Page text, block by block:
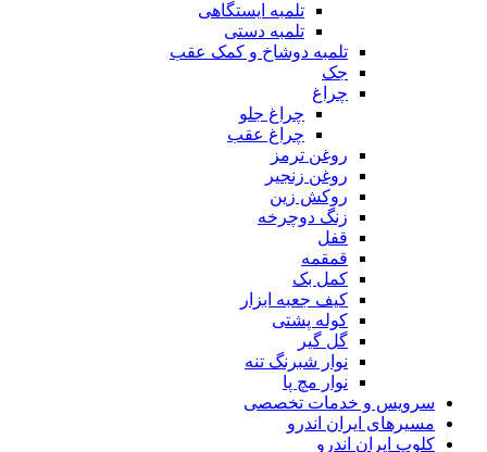
تلمبه ایستگاهی
تلمبه دستی
تلمبه دوشاخ و کمک عقب
جک
چراغ
چراغ جلو
چراغ عقب
روغن ترمز
روغن زنجیر
روکش زین
زنگ دوچرخه
قفل
قمقمه
کمل بک
کیف جعبه ابزار
کوله پشتی
گل گیر
نوار شبرنگ تنه
نوار مچ پا
سرویس و خدمات تخصصی
مسیرهای ایران اندرو
کلوپ ایران اندرو